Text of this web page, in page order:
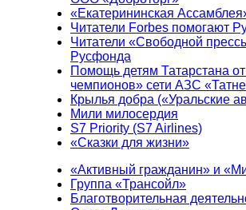
«Екатерининская
Читатели Forbes помогают
Читатели «Свободной
Русфонда
Помощь детям Татарстана
чемпионов» сети АЗС
Крылья добра («Уральские
Мили милосердия
S7 Priority (S7 Airlines)
«Сказки для жизни»
«Активный гражданин» и
Группа «Трансойл»
Благотворительная